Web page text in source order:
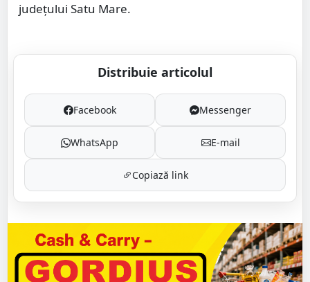
județului Satu Mare.
Distribuie articolul
Facebook Messenger
WhatsApp E-mail
Copiază link